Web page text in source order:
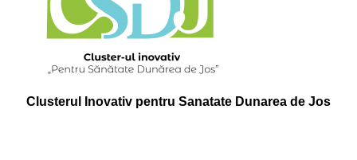
Clusterul Inovativ pentru Sanatate Dunarea de Jos